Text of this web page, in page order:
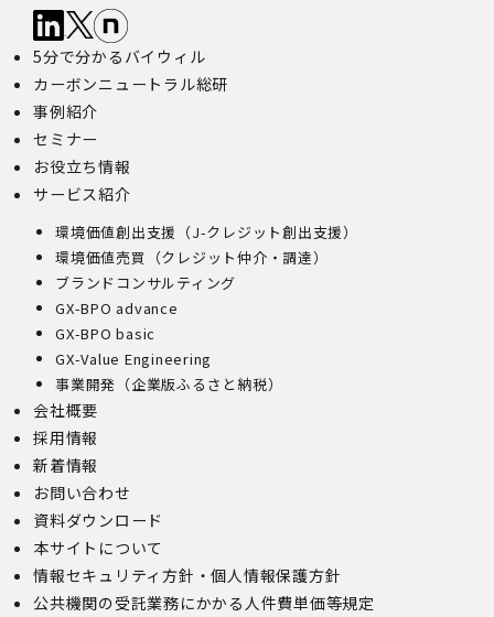
といいます。）をご希望の場合は、本人又はその代理人か
らのお申し出であることを確認した上で対応いたします。
もし、ご希望の全部又は一部に応じられない場合はその理
由をご説明いたします。
出に関する連絡・事務手続に必要な範囲でのみ利用しま
す。
(1)開示等の求めのお申し出先
に定める要件を満たす場合には、当社の定める手続に従っ
て速やかに対応します。
開示等のお求めについては、以下のお問い合わせ窓口まで
(2)開示等の求めに関するお手続
お申し出受付け後、当社「保有個人情報に関する開示等の
請求書」を送付いたします。 ご記入いただいた「請求
書」と「本人確認書類のコピー」、代理人によるお求めの
場合は「代理人であることを確認する書類」を送付してく
ださい。また、各資料に含まれる本籍地情報は都道府県ま
い。
・ 本人確認書類の写し（運転免許証、パスポート、健康
保険証、住民票、年金手帳等）
・ 代理人であることを確認する書類
・ 代理人様ご本人の本人確認書類の写し
・ いずれかの写し（戸籍謄本、住民票（続柄の記載され
5分で分かるバイウィル
カーボンニュートラル総研
事例紹介
セミナー
お役立ち情報
サービス紹介
環境価値創出支援（J-クレジット創出支援）
環境価値売買（クレジット仲介・調達）
ブランドコンサルティング
GX-BPO advance
GX-BPO basic
GX-Value Engineering
事業開発（企業版ふるさと納税）
会社概要
採用情報
新着情報
お問い合わせ
資料ダウンロード
本サイトについて
情報セキュリティ方針・個人情報保護方針
公共機関の受託業務にかかる人件費単価等規定